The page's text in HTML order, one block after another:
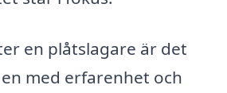
en plåtslagare är det
med erfarenhet och